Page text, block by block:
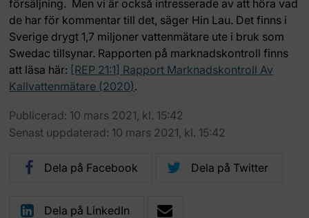
försäljning. Men vi är också intresserade av att höra vad
de har för kommentar till det, säger Hin Lau. Det finns i
Sverige drygt 1,7 miljoner vattenmätare ute i bruk som
Swedac tillsynar. Rapporten på marknadskontroll finns
att läsa här: [REP 21:1] Rapport Marknadskontroll Av
Kallvattenmätare (2020).
Publicerad: 10 mars 2021, kl. 15:42
Senast uppdaterad: 10 mars 2021, kl. 15:42
Dela på Facebook Dela på Twitter
Dela på LinkedIn